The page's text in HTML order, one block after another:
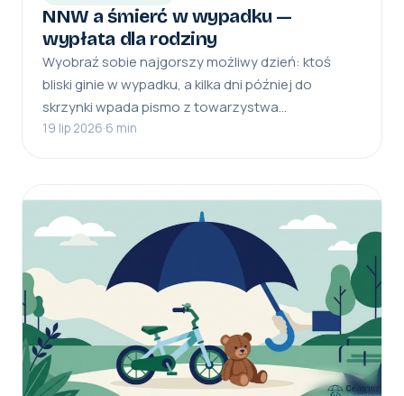
NNW a śmierć w wypadku —
wypłata dla rodziny
Wyobraź sobie najgorszy możliwy dzień: ktoś
bliski ginie w wypadku, a kilka dni później do
skrzynki wpada pismo z towarzystwa…
19 lip 2026·6 min